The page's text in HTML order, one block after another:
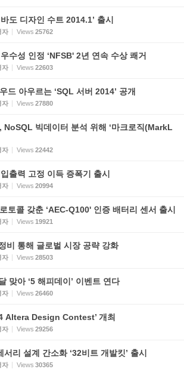
도 디자인 수트 2014.1’ 출시
자 Views 25762
수성 인정 ‘NFSB' 2년 연속 수상 쾌거
자 Views 22603
드 아우르는 ‘SQL 서버 2014’ 공개
자 Views 27880
NoSQL 빅데이터 분석 위해 ‘마크로직(MarkL
자 Views 22442
출력 고정 이득 증폭기 출시
자 Views 20994
토콜 갖춘 ‘AEC-Q100' 인증 배터리 센서 출시
자 Views 19921
비 통해 글로벌 시장 공략 강화
자 Views 28503
맞아 ‘5 해피데이’ 이벤트 연다
자 Views 26460
Altera Design Contest’ 개최
자 Views 29256
리 설계 간소화 ‘32비트 개발킷’ 출시
자 Views 30365